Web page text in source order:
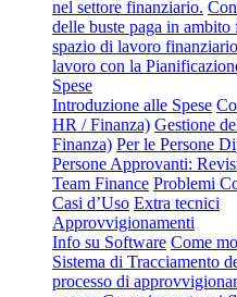
nel settore finanziario.
delle buste paga in
spazio di lavoro
lavoro con la
Spese
Introduzione alle Spese
HR / Finanza) Gestione
Finanza) Per le Persone
Persone Approvanti:
Team Finance Problemi
Casi d’Uso Extra tecnici
Approvvigionamenti
Info su Software Come
Sistema di Tracciamento
processo di